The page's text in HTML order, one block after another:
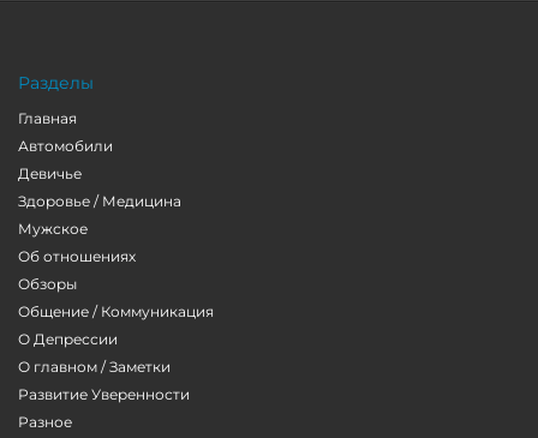
Разделы
Главная
Автомобили
Девичье
Здоровье / Медицина
Мужское
Об отношениях
Обзоры
Общение / Коммуникация
О Депрессии
О главном / Заметки
Развитие Уверенности
Разное